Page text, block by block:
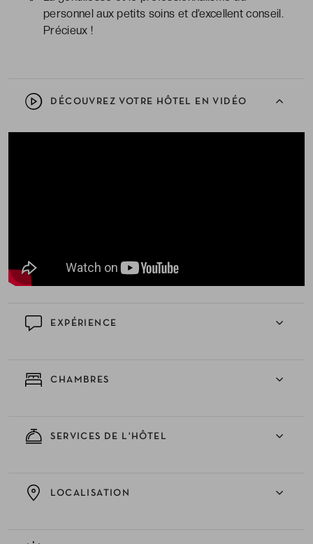
personnel aux petits soins et d’excellent conseil.
Précieux !
DÉCOUVREZ VOTRE HÔTEL EN VIDÉO
EXPÉRIENCE
CHAMBRES
SERVICES DE L'HÔTEL
LOCALISATION